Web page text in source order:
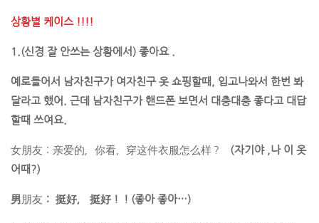
상황별 케이스 !!!!
1.(신경 잘 안쓰는 상황에서) 좋아요 .
예로들어서 남자친구가 여자친구 옷 쇼핑할때, 입고나와서 한번 봐
달라고 했어. 근데 남자친구가 핸드폰 보면서 대충대충 좋다고 대답
할때 쓰여요.
女朋友：亲爱的，你看，穿这件衣服怎么样？
（자기야 ,나 이 옷
어때?）
男 朋友 ： 挺好， 挺好！！(좋아 좋아…)